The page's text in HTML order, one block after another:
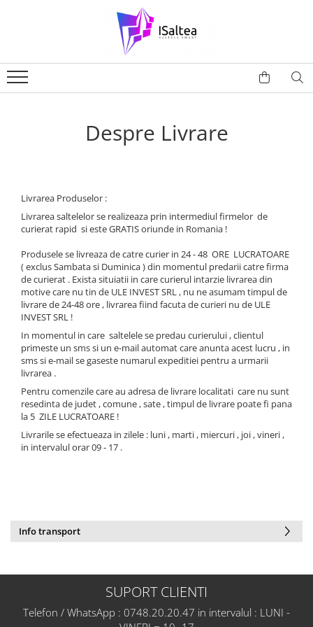
Despre Livrare
Livrarea Produselor :
Livrarea saltelelor se realizeaza prin intermediul firmelor de
curierat rapid si este GRATIS oriunde in Romania !
Produsele se livreaza de catre curier in 24 - 48 ORE LUCRATOARE
( exclus Sambata si Duminica ) din momentul predarii catre firma
de curierat . Exista situiatii in care curierul intarzie livrarea din
motive care nu tin de ULE INVEST SRL , nu ne asumam timpul de
livrare de 24-48 ore , livrarea fiind facuta de curieri nu de ULE
INVEST SRL !
In momentul in care saltelele se predau curierului , clientul
primeste un sms si un e-mail automat care anunta acest lucru , in
sms si e-mail se gaseste numarul expeditiei pentru a urmarii
livrarea .
Pentru comenzile care au adresa de livrare localitati care nu sunt
resedinta de judet , comune , sate , timpul de livrare poate fi pana
la 5 ZILE LUCRATOARE !
Livrarile se efectueaza in zilele : luni , marti , miercuri , joi , vineri ,
in intervalul orar 09 - 17 .
Info transport
SUPORT CLIENTI
Telefon / WhatsApp : 0748.20.20.47 in intervalul : LUNI -